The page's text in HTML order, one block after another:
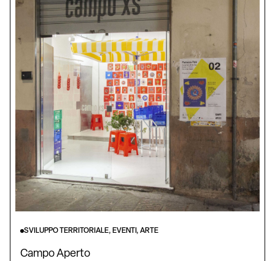
SVILUPPO TERRITORIALE, EVENTI, ARTE
Campo Aperto